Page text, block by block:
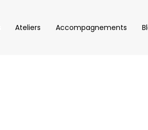
Ateliers Accompagnements